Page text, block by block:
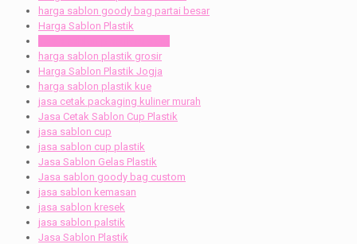
harga sablon goody bag partai besar
Harga Sablon Plastik
harga sablon plastik grosir
Harga Sablon Plastik Jogja
harga sablon plastik kue
jasa cetak packaging kuliner murah
Jasa Cetak Sablon Cup Plastik
jasa sablon cup
jasa sablon cup plastik
Jasa Sablon Gelas Plastik
Jasa sablon goody bag custom
jasa sablon kemasan
jasa sablon kresek
jasa sablon palstik
Jasa Sablon Plastik